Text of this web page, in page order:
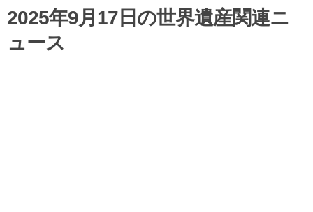
2025年9月17日の世界遺産関連ニ
ュース